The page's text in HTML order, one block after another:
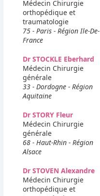
Médecin Chirurgie
orthopédique et
traumatologie
75 - Paris - Région Ile-De-
France
Dr STOCKLE Eberhard
Médecin Chirurgie
générale
33 - Dordogne - Région
Aquitaine
Dr STORY Fleur
Médecin Chirurgie
générale
68 - Haut-Rhin - Région
Alsace
Dr STOVEN Alexandre
Médecin Chirurgie
orthopédique et